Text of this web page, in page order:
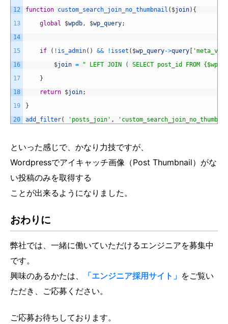
12
13
14
15
16
17
18
19
20
function custom_search_join_no_thumbnail ( $join) {
global
$wpdb , $wp_query;
if ( ! is_admin( ) && ! isset ( $wp_query->query [
$join =
" LEFT JOIN ( SELECT post_id FROM
}
return $join;
}
add_filter( 'posts_join' ,
といった感じで、かなり力技ですが、
Wordpressでアイキャッチ画像（Post Thumbnail）がな
い投稿のみを取得する
ことが出来るようになりました。
おわりに
弊社では、一緒に働いていただけるエンジニアを募集中
です。
興味のあるかたは、
「エンジニア採用サイト」 をご覧い
ただき、ご応募ください。
ご応募お待ちしております。